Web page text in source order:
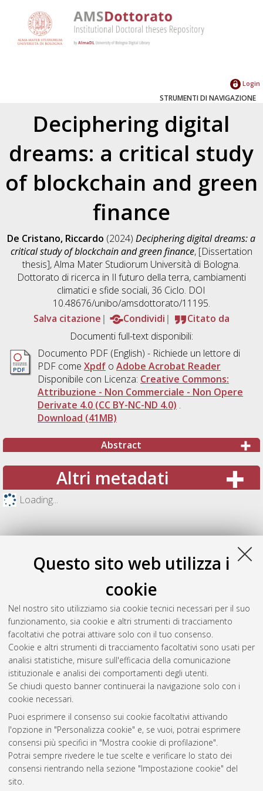
Questo sito web utilizza i
cookie
Nel nostro sito utilizziamo sia cookie tecnici necessari per il suo
funzionamento, sia cookie e altri strumenti di tracciamento
facoltativi che potrai attivare solo con il tuo consenso.
Cookie e altri strumenti di tracciamento facoltativi sono usati per
analisi statistiche, misure sull'efficacia della comunicazione
istituzionale e analisi dei comportamenti degli utenti.
Se chiudi questo banner continuerai la navigazione solo con i
cookie necessari.
Puoi esprimere il consenso sui cookie facoltativi attivando
l'opzione in "Personalizza cookie" e, se vuoi, potrai esprimere
consensi più specifici in "Mostra cookie di profilazione".
Potrai sempre rivedere le tue scelte e verificare lo stato dei
consensi rientrando nella sezione "Impostazione cookie" del
sito.
Login
STRUMENTI DI NAVIGAZIONE
Deciphering digital
dreams: a critical study
of blockchain and green
finance
De Cristano, Riccardo (2024)Deciphering digital dreams: a
critical study of blockchain and green finance, [Dissertation
thesis], Alma Mater Studiorum Università di Bologna.
Dottorato di ricerca in Il futuro della terra, cambiamenti
climatici e sfide sociali, 36 Ciclo. DOI
10.48676/unibo/amsdottorato/11195.
Salva citazione
Condividi
Citato da
Documenti full-text disponibili:
Documento PDF(English) - Richiede un lettore di
PDF come Xpdfo Adobe Acrobat Reader
Disponibile con Licenza: Creative Commons:
Attribuzione - Non Commerciale - Non Opere
Derivate 4.0 (CC BY-NC-ND 4.0) .
Download (41MB)
Abstract
Altri metadati
Loading...
Gestione del documento:
Atom
Rss 1.0
Rss 2.0